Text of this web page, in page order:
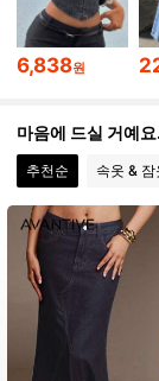
4.87
4.87
4.87
6,838원
마음에 드실 거예요.
추천순 속옷 & 잠